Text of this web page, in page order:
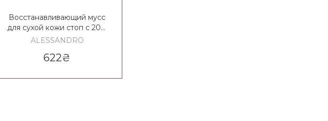
Восстанавливающий мусс
для сухой кожи стоп с 20%
мочевины - Alessandro
Mousse 20% Urea
ALESSANDRO
622₴